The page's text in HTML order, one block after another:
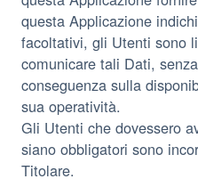
questa Applicazione
facoltativi, gli Utenti sono
comunicare tali Dati,
conseguenza sulla
sua operatività.
Gli Utenti che dovessero
siano obbligatori sono
Titolare.